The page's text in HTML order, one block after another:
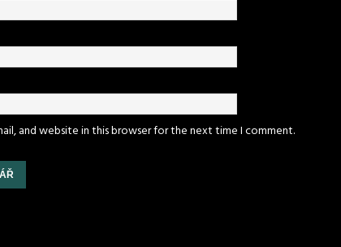
and website in this browser for the next time I comment.